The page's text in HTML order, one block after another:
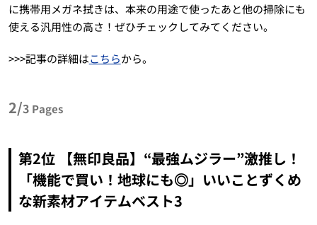
に携帯用メガネ拭きは、本来の用途で使ったあと他の掃除にも
使える汎用性の高さ！ぜひチェックしてみてください。
>>>記事の詳細はこちらから。
2/3 Pages
第2位 【無印良品】“最強ムジラー”激推し！
「機能で買い！地球にも◎」いいことずくめ
な新素材アイテムベスト3